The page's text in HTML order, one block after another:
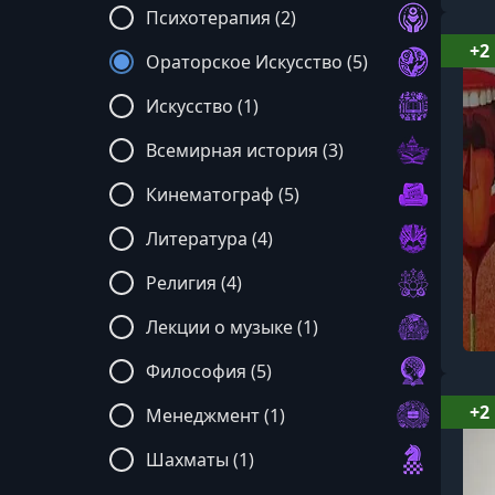
Психотерапия (2)
Ораторское Искусство (5)
Искусство (1)
Всемирная история (3)
Кинематограф (5)
Литература (4)
Религия (4)
Лекции о музыке (1)
Философия (5)
Менеджмент (1)
Шахматы (1)
+2
+2